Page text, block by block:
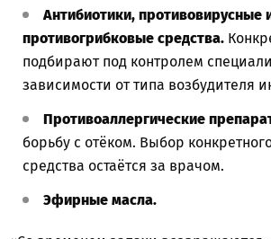
Антибиотики, противовирусные
противогрибковые средства.
подбирают под контролем
зависимости от типа возбудителя
Противоаллергические
борьбу с отёком. Выбор
средства остаётся за врачом.
Эфирные масла.